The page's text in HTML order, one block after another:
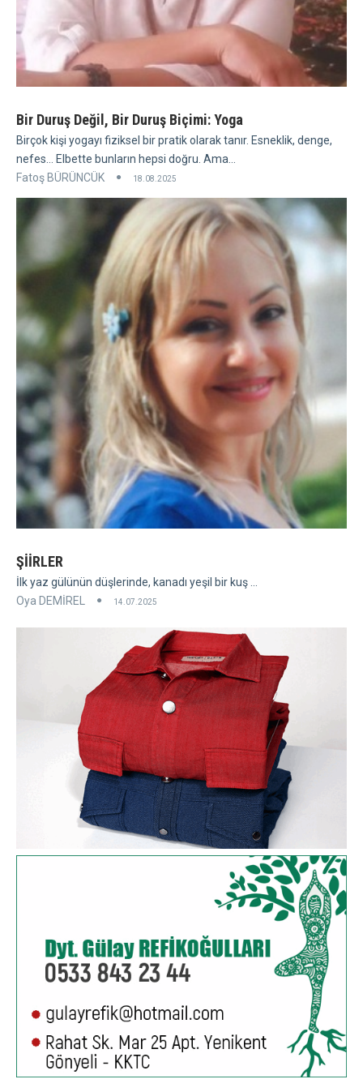
Bir Duruş Değil, Bir Duruş Biçimi: Yoga
Birçok kişi yogayı fiziksel bir pratik olarak tanır. Esneklik, denge,
nefes... Elbette bunların hepsi doğru. Ama...
Fatoş BÜRÜNCÜK
18.08.2025
ŞİİRLER
İlk yaz gülünün düşlerinde, kanadı yeşil bir kuş ...
Oya DEMİREL
14.07.2025